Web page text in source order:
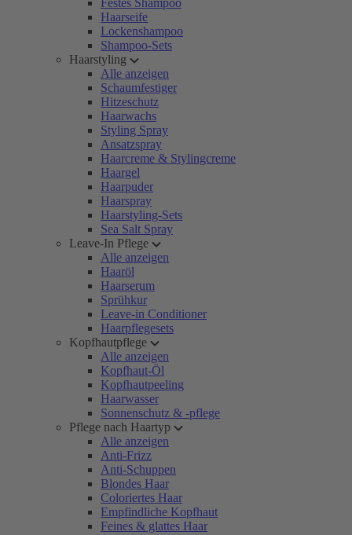
Festes Shampoo
Haarseife
Lockenshampoo
Shampoo-Sets
Haarstyling
Alle anzeigen
Schaumfestiger
Hitzeschutz
Haarwachs
Styling Spray
Ansatzspray
Haarcreme & Stylingcreme
Haargel
Haarpuder
Haarspray
Haarstyling-Sets
Sea Salt Spray
Leave-In Pflege
Alle anzeigen
Haaröl
Haarserum
Sprühkur
Leave-in Conditioner
Haarpflegesets
Kopfhautpflege
Alle anzeigen
Kopfhaut-Öl
Kopfhautpeeling
Haarwasser
Sonnenschutz & -pflege
Pflege nach Haartyp
Alle anzeigen
Anti-Frizz
Anti-Schuppen
Blondes Haar
Coloriertes Haar
Empfindliche Kopfhaut
Feines & glattes Haar